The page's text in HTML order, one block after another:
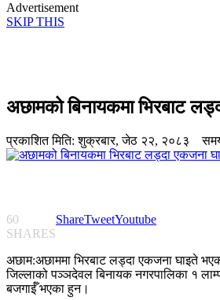
Advertisement
SKIP THIS
अछामको बिनायकमा भिरबाट
प्रकाशित मिति:शुक्रबार, जेठ २२, २०८३
60
SHARES
ShareTweetYoutube
अछाम:अछाममा भिरबाट लड्दा एकजना घाइते
जिल्लाको पञ्ञदेवल बिनायक नगरपालिका १
बजगाईँ भएका हुन।